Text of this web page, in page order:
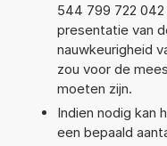
544 799 722
presentatie van
nauwkeurigheid
zou voor de
moeten zijn.
Indien nodig kan
een bepaald